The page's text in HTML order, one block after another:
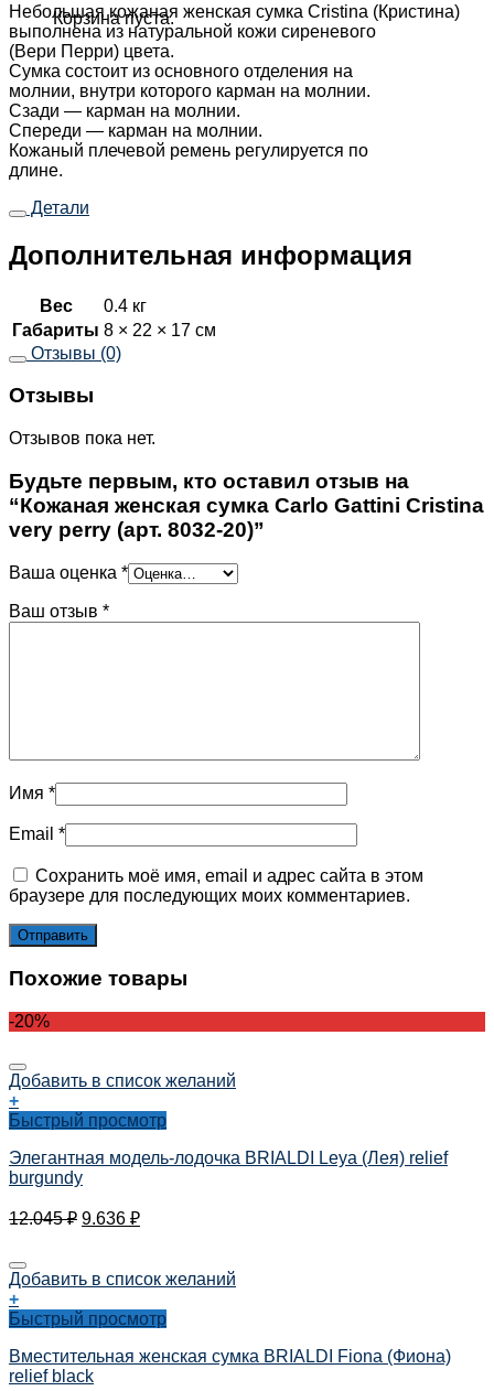
Корзина пуста.
Небольшая кожаная женская сумка Cristina (Кристина)
выполнена из натуральной кожи сиреневого
(Вери Перри) цвета.
Сумка состоит из основного отделения на
молнии, внутри которого карман на молнии.
Сзади — карман на молнии.
Спереди — карман на молнии.
Кожаный плечевой ремень регулируется по
длине.
Детали
Дополнительная информация
Вес
0.4 кг
Габариты 8 × 22 × 17 см
Отзывы (0)
Отзывы
Отзывов пока нет.
Будьте первым, кто оставил отзыв на
“Кожаная женская сумка Carlo Gattini Cristina
very perry (арт. 8032-20)”
Ваша оценка *
Ваш отзыв *
Имя *
Email *
Сохранить моё имя, email и адрес сайта в этом
браузере для последующих моих комментариев.
Похожие товары
-20%
Добавить в список желаний
+
Быстрый просмотр
Элегантная модель-лодочка BRIALDI Leya (Лея) relief
burgundy
12.045₽ 9.636 ₽
Добавить в список желаний
+
Быстрый просмотр
Вместительная женская сумка BRIALDI Fiona (Фиона)
relief black